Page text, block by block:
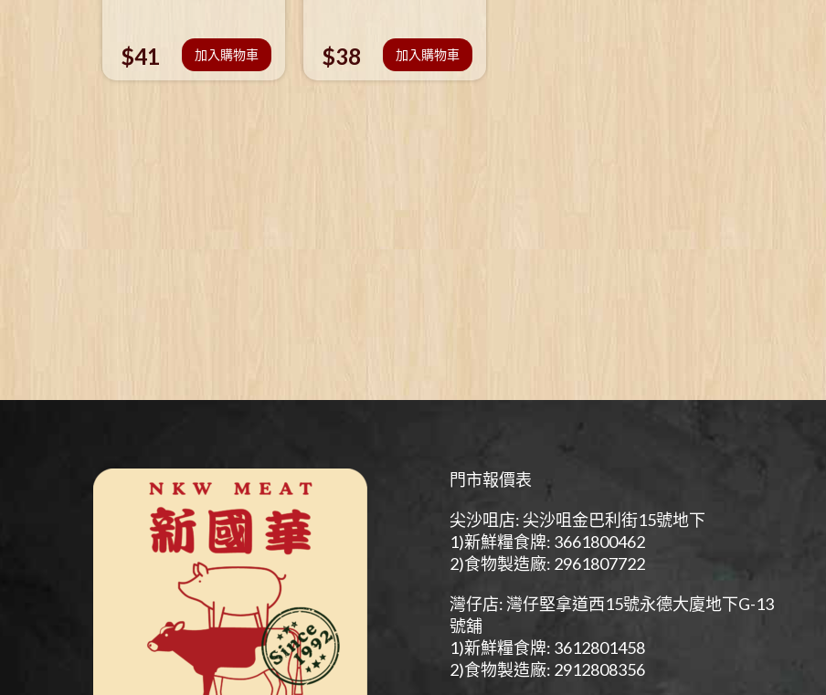
$41 加入購物車 $38 加入購物車
門市報價表
尖沙咀店: 尖沙咀金巴利街15號地下
1)新鮮糧食牌: 3661800462
2)食物製造廠: 2961807722
灣仔店: 灣仔堅拿道西15號永德大廈地下G-13
號舖
1)新鮮糧食牌: 3612801458
2)食物製造廠: 2912808356